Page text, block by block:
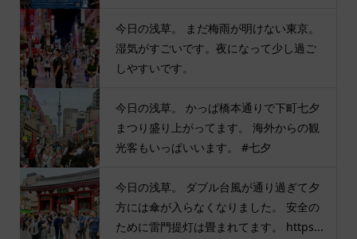
今日の浅草。 まだ梅雨が明けない東京。
湿気がすごいです。夜になって少し過ご
しやすいです。
今日の浅草。 かっぱ橋本通りで下町七夕
まつり盛り上がってます。 海外からの観
光客もいっぱいいます。 #七夕
今日の浅草。 ダブル台風が通り過ぎて夕
方には傘が入らなくなりました。 安全の
ために雷門提灯は畳まれてます。 https...